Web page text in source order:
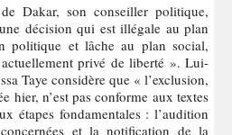
décision qui est illégale au plan
politique et lâche au plan social,
privé de liberté ». Lui-
Taye considère que « l’exclusion,
hier, n’est pas conforme aux textes
étapes fondamentales : l’audition
et la notification de la